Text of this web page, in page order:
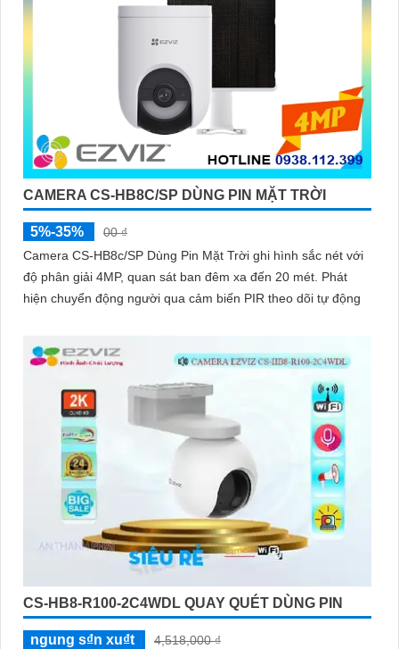
CAMERA CS-HB8C/SP DÙNG PIN MẶT TRỜI
5%-35%
00 ₫
Camera CS-HB8c/SP Dùng Pin Mặt Trời ghi hình sắc nét với
độ phân giải 4MP, quan sát ban đêm xa đến 20 mét. Phát
hiện chuyển động người qua cảm biến PIR theo dõi tự động
CS-HB8-R100-2C4WDL QUAY QUÉT DÙNG PIN
ngung s₫n xu₫t 4,518,000 ₫